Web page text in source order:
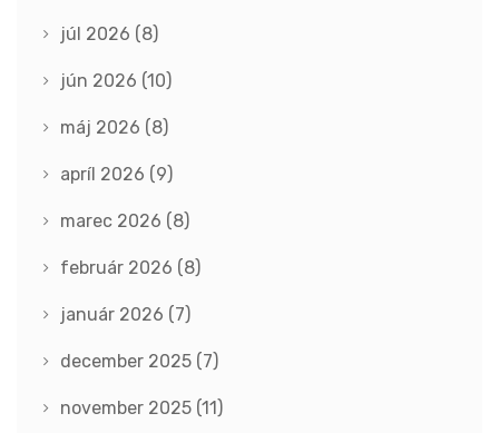
júl 2026 (8)
jún 2026 (10)
máj 2026 (8)
apríl 2026 (9)
marec 2026 (8)
február 2026 (8)
január 2026 (7)
december 2025 (7)
november 2025 (11)